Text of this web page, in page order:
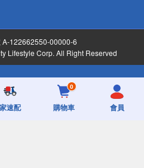
A-122662550-00000-6
Lifestyle Corp. All Right Reserved
家速配
0
購物車 會員